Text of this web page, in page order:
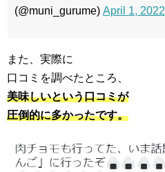
(@muni_gurume) April 1, 2022
また、実際に
口コミを調べたところ、
美味しいという口コミが
圧倒的に多かったです。